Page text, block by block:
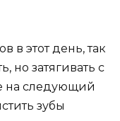
в этот день, так
но затягивать с
на следующий
зубы